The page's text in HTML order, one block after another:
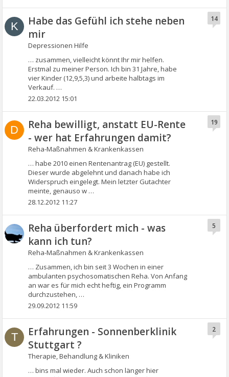
K
Habe das Gefühl ich stehe neben
mir
Depressionen Hilfe
… zusammen, vielleicht könnt Ihr mir helfen.
Erstmal zu meiner Person. Ich bin 31 Jahre, habe
vier Kinder (12,9,5,3) und arbeite halbtags im
Verkauf. …
14
22.03.2012 15:01
D
Reha bewilligt, anstatt EU-Rente
- wer hat Erfahrungen damit?
Reha-Maßnahmen & Krankenkassen
… habe 2010 einen Rentenantrag (EU) gestellt.
Dieser wurde abgelehnt und danach habe ich
Widerspruch eingelegt. Mein letzter Gutachter
meinte, genauso w …
19
28.12.2012 11:27
Reha überfordert mich - was
kann ich tun?
Reha-Maßnahmen & Krankenkassen
… Zusammen, ich bin seit 3 Wochen in einer
ambulanten psychosomatischen Reha. Von Anfang
an war es für mich echt heftig, ein Programm
durchzustehen, …
5
29.09.2012 11:59
T
Erfahrungen - Sonnenberklinik
Stuttgart ?
Therapie, Behandlung & Kliniken
… bins mal wieder. Auch schon länger hier
2